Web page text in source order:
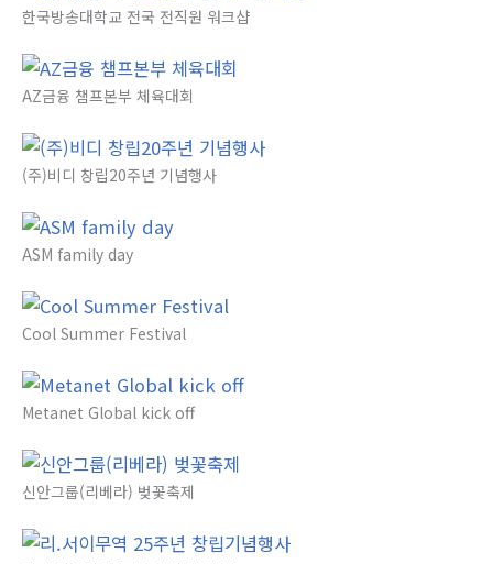
한국방송대학교 전국 전직원 워크샵
AZ금융 챔프본부 체육대회
(주)비디 창립20주년 기념행사
ASM family day
Cool Summer Festival
Metanet Global kick off
신안그룹(리베라) 벚꽃축제